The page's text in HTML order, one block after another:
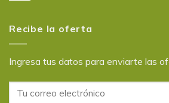
Recibe la oferta
Ingresa tus datos para enviarte las